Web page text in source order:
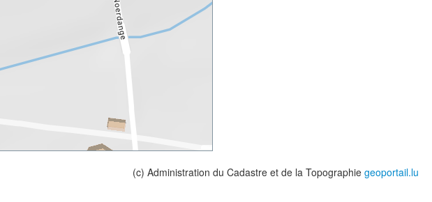
(c) Administration du Cadastre et de la Topographie geoportail.lu